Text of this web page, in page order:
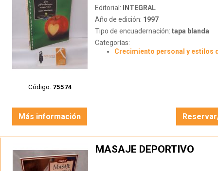
Código: 75574
Editorial:
INTEGRAL
Año de edición: 1997
Tipo de encuadernación: tapa blanda
Categorías:
Crecimiento personal y estilos
Más información
MASAJE DEPORTIVO